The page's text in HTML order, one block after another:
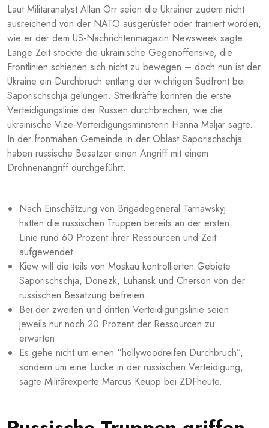
Laut Militäranalyst Allan Orr seien die Ukrainer zudem nicht
ausreichend von der NATO ausgerüstet oder trainiert worden,
wie er der dem US-Nachrichtenmagazin Newsweek sagte.
Lange Zeit stockte die ukrainische Gegenoffensive, die
Frontlinien schienen sich nicht zu bewegen – doch nun ist der
Ukraine ein Durchbruch entlang der wichtigen Südfront bei
Saporischschja gelungen. Streitkräfte konnten die erste
Verteidigungslinie der Russen durchbrechen, wie die
ukrainische Vize-Verteidigungsministerin Hanna Maljar sagte.
In der frontnahen Gemeinde in der Oblast Saporischschja
haben russische Besatzer einen Angriff mit einem
Drohnenangriff durchgeführt.
Nach Einschätzung von Brigadegeneral Tarnawskyj
hätten die russischen Truppen bereits an der ersten
Linie rund 60 Prozent ihrer Ressourcen und Zeit
aufgewendet.
Kiew will die teils von Moskau kontrollierten Gebiete
Saporischschja, Donezk, Luhansk und Cherson von der
russischen Besatzung befreien.
Bei der zweiten und dritten Verteidigungslinie seien
jeweils nur noch 20 Prozent der Ressourcen zu
erwarten.
Es gehe nicht um einen “hollywoodreifen Durchbruch”,
sondern um eine Lücke in der russischen Verteidigung,
sagte Militärexperte Marcus Keupp bei ZDFheute.